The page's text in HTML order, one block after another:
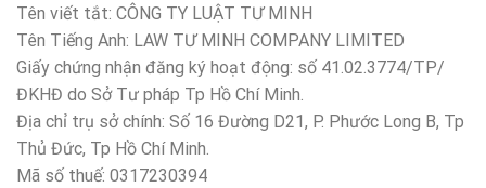
Tên viết tắt: CÔNG TY LUẬT TƯ MINH
Tên Tiếng Anh: LAW TƯ MINH COMPANY LIMITED
Giấy chứng nhận đăng ký hoạt động: số 41.02.3774/TP/
ĐKHĐ do Sở Tư pháp Tp Hồ Chí Minh.
Địa chỉ trụ sở chính: Số 16 Đường D21, P. Phước Long B, Tp
Thủ Đức, Tp Hồ Chí Minh.
Mã số thuế: 0317230394